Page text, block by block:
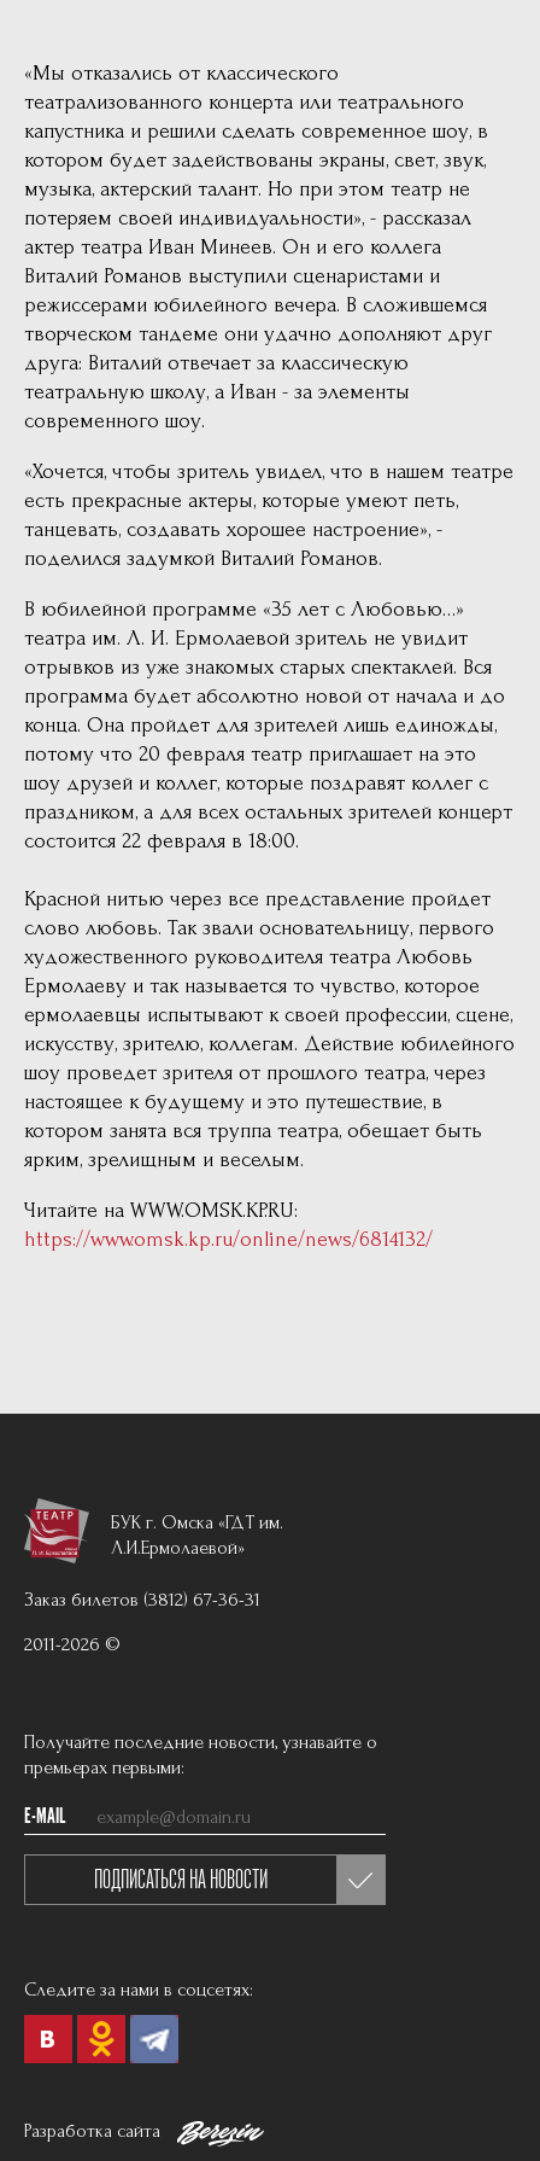
«Мы отказались от классического
театрализованного концерта или театрального
капустника и решили сделать современное шоу, в
котором будет задействованы экраны, свет, звук,
музыка, актерский талант. Но при этом театр не
потеряем своей индивидуальности», - рассказал
актер театра Иван Минеев. Он и его коллега
Виталий Романов выступили сценаристами и
режиссерами юбилейного вечера. В сложившемся
творческом тандеме они удачно дополняют друг
друга: Виталий отвечает за классическую
театральную школу, а Иван - за элементы
современного шоу.
«Хочется, чтобы зритель увидел, что в нашем театре
есть прекрасные актеры, которые умеют петь,
танцевать, создавать хорошее настроение», -
поделился задумкой Виталий Романов.
В юбилейной программе «35 лет с Любовью…»
театра им. Л. И. Ермолаевой зритель не увидит
отрывков из уже знакомых старых спектаклей. Вся
программа будет абсолютно новой от начала и до
конца. Она пройдет для зрителей лишь единожды,
потому что 20 февраля театр приглашает на это
шоу друзей и коллег, которые поздравят коллег с
праздником, а для всех остальных зрителей концерт
состоится 22 февраля в 18:00.
Красной нитью через все представление пройдет
слово любовь. Так звали основательницу, первого
художественного руководителя театра Любовь
Ермолаеву и так называется то чувство, которое
ермолаевцы испытывают к своей профессии, сцене,
искусству, зрителю, коллегам. Действие юбилейного
шоу проведет зрителя от прошлого театра, через
настоящее к будущему и это путешествие, в
котором занята вся труппа театра, обещает быть
ярким, зрелищным и веселым.
Читайте на WWW.OMSK.KP.RU:
https://www.omsk.kp.ru/online/news/6814132/
БУК г. Омска «ГДТ им.
Л.И.Ермолаевой»
Заказ билетов (3812) 67-36-31
2011-2026 ©
Получайте последние новости, узнавайте о
премьерах первыми:
E-MAIL
ПОДПИСАТЬСЯ НА НОВОСТИ
Следите за нами в соцсетях:
Разработка сайта